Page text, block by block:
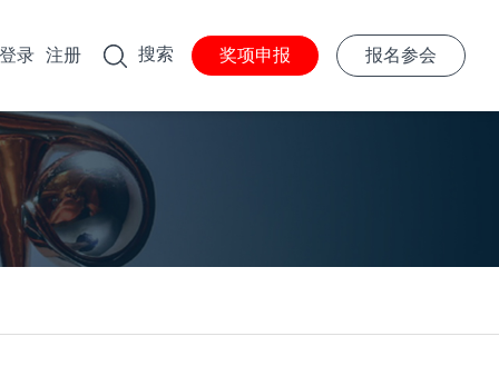
登录 注册 搜索 奖项申报 报名参会